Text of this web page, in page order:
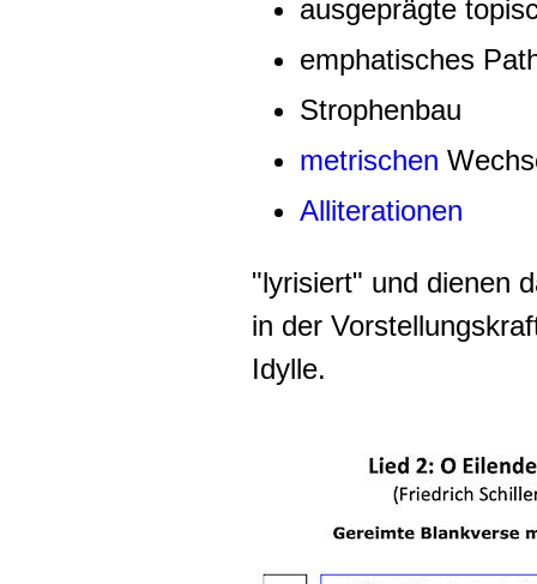
ausgeprägte
emphatisches
Strophenbau
metrischen
Alliterationen
"lyrisiert" und dienen
in der
Idylle.